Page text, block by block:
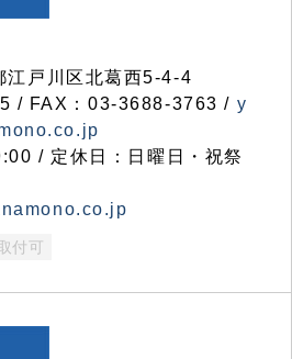
戸川区北葛西5-4-4
/ FAX：03-3688-3763 / y
/ 定休日：日曜日・祝祭
付可